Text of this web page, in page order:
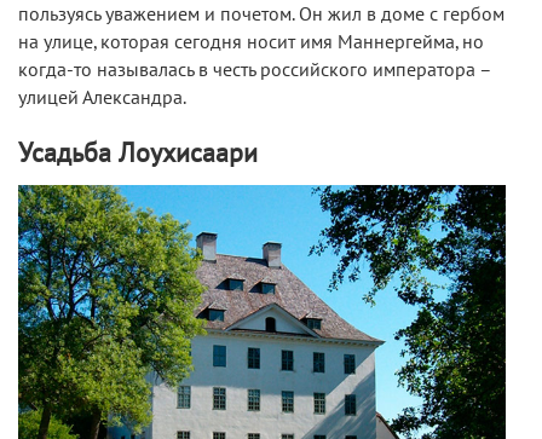
пользуясь уважением и почетом. Он жил в доме с гербом
на улице, которая сегодня носит имя Маннергейма, но
когда-то называлась в честь российского императора –
улицей Александра.
Усадьба Лоухисаари